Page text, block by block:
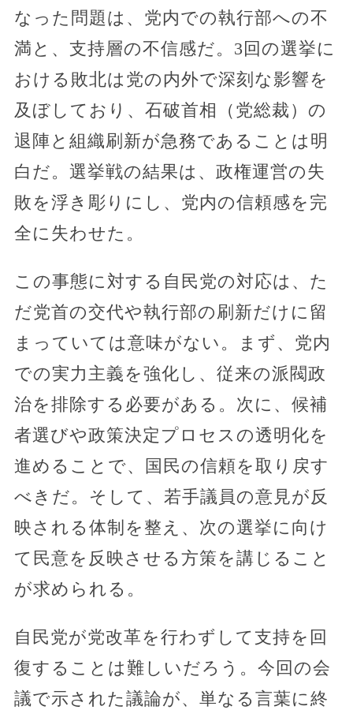
なった問題は、党内での執行部への不
満と、支持層の不信感だ。3回の選挙に
おける敗北は党の内外で深刻な影響を
及ぼしており、石破首相（党総裁）の
退陣と組織刷新が急務であることは明
白だ。選挙戦の結果は、政権運営の失
敗を浮き彫りにし、党内の信頼感を完
全に失わせた。
この事態に対する自民党の対応は、た
だ党首の交代や執行部の刷新だけに留
まっていては意味がない。まず、党内
での実力主義を強化し、従来の派閥政
治を排除する必要がある。次に、候補
者選びや政策決定プロセスの透明化を
進めることで、国民の信頼を取り戻す
べきだ。そして、若手議員の意見が反
映される体制を整え、次の選挙に向け
て民意を反映させる方策を講じること
が求められる。
自民党が党改革を行わずして支持を回
復することは難しいだろう。今回の会
議で示された議論が、単なる言葉に終